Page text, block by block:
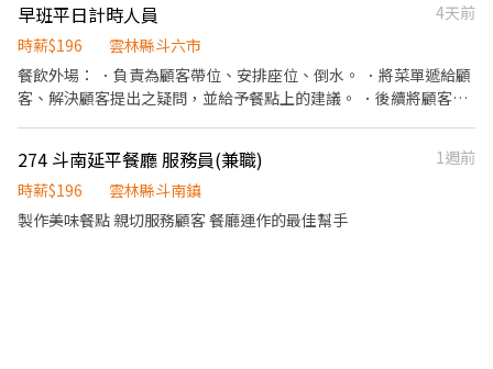
早班平日計時人員
4天前
時薪$196
雲林縣斗六市
餐飲外場： ．負責為顧客帶位、安排座位、倒水。 ．將菜單遞給顧
客、解決顧客提出之疑問，並給予餐點上的建議。 ．後續將顧客點
負責結帳、收銀等工作。 餐飲內場： ．擔任廚師的助手，處理烹飪
前與烹飪中之準備工作與其他餐廳相關事務。 ．負責洗、剝、削、
切各種食材。 ．負責清理工作環境、設備和餐具。 ．準備不同餐點
274 斗南延平餐廳 服務員(兼職)
1週前
時薪$196
雲林縣斗南鎮
製作美味餐點 親切服務顧客 餐廳運作的最佳幫手